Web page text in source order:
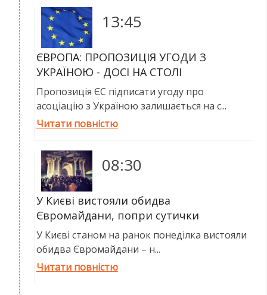
13:45
ЄВРОПА: ПРОПОЗИЦІЯ УГОДИ З
УКРАЇНОЮ - ДОСІ НА СТОЛІ
Пропозиція ЄС підписати угоду про
асоціацію з Україною залишається на с...
Читати повністю
08:30
У Києві вистояли обидва
Євромайдани, попри сутички
У Києві станом на ранок понеділка вистояли
обидва Євромайдани – н...
Читати повністю